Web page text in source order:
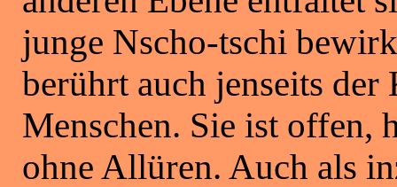
junge Nscho-tschi
berührt auch jenseits
Menschen. Sie ist offen,
ohne Allüren. Auch als